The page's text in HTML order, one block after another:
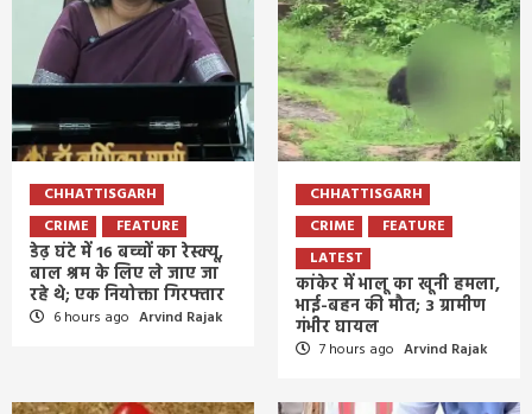
CHHATTISGARH
CRIME
FEATURE
डेढ़ घंटे में 16 बच्चों का रेस्क्यू,
बाल श्रम के लिए ले जाए जा
रहे थे; एक नियोक्ता गिरफ्तार
6 hours ago Arvind Rajak
CHHATTISGARH
CRIME
FEATURE
LATEST
कांकेर में भालू का खूनी हमला,
भाई-बहन की मौत; 3 ग्रामीण
गंभीर घायल
7 hours ago Arvind Rajak